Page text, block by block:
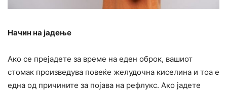
Начин на јадење
Ако се прејадете за време на еден оброк, вашиот
стомак произведува повеќе желудочна киселина и тоа е
една од причините за појава на рефлукс. Ако јадете